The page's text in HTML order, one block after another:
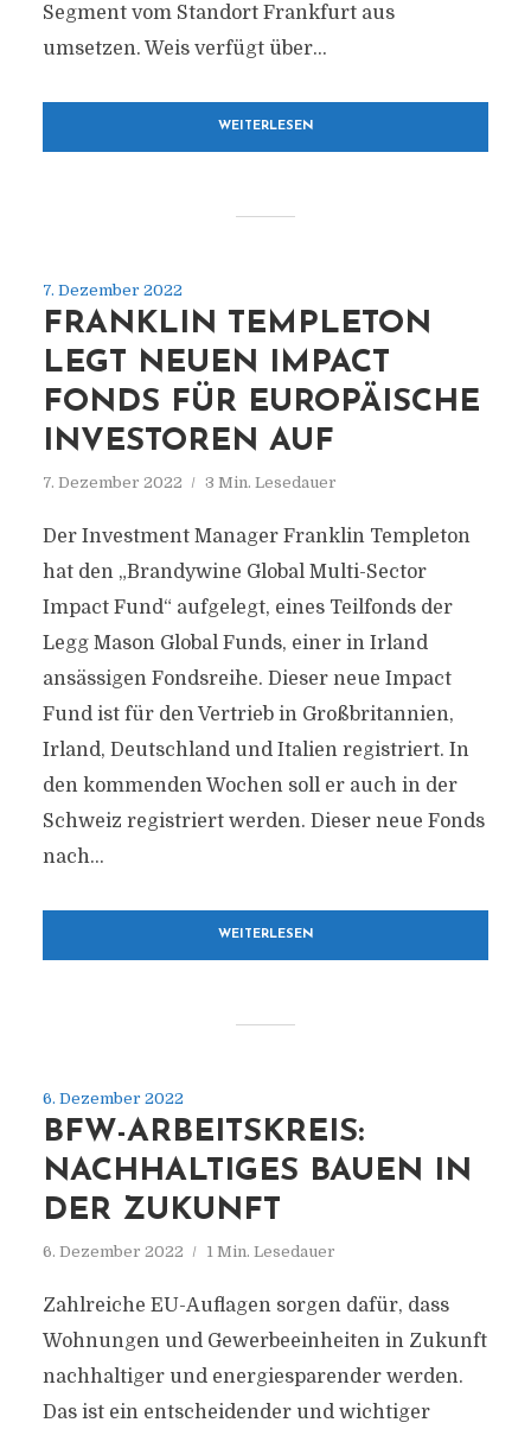
Segment vom Standort Frankfurt aus
umsetzen. Weis verfügt über...
WEITERLESEN
7. Dezember 2022
FRANKLIN TEMPLETON
LEGT NEUEN IMPACT
FONDS FÜR EUROPÄISCHE
INVESTOREN AUF
7. Dezember 2022 3 Min. Lesedauer
Der Investment Manager Franklin Templeton
hat den „Brandywine Global Multi-Sector
Impact Fund“ aufgelegt, eines Teilfonds der
Legg Mason Global Funds, einer in Irland
ansässigen Fondsreihe. Dieser neue Impact
Fund ist für den Vertrieb in Großbritannien,
Irland, Deutschland und Italien registriert. In
den kommenden Wochen soll er auch in der
Schweiz registriert werden. Dieser neue Fonds
nach...
WEITERLESEN
6. Dezember 2022
BFW-ARBEITSKREIS:
NACHHALTIGES BAUEN IN
DER ZUKUNFT
6. Dezember 2022 1 Min. Lesedauer
Zahlreiche EU-Auflagen sorgen dafür, dass
Wohnungen und Gewerbeeinheiten in Zukunft
nachhaltiger und energiesparender werden.
Das ist ein entscheidender und wichtiger